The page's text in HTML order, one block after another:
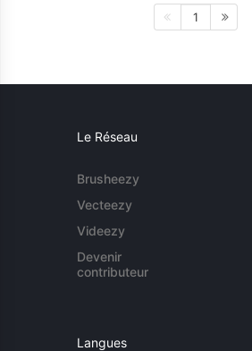
1
Le Réseau
Brusheezy
Vecteezy
Videezy
Devenir
contributeur
Langues